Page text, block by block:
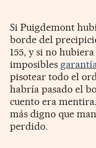
Si Puigdemont
borde del
155, y si no
imposibles
pisotear todo el
habría pasado el
cuento era
más digno que
perdido.